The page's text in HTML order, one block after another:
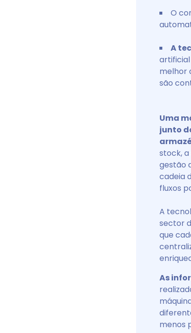
O
A
melhor
são
Uma
junto
stock,
gestão
cadeia
fluxos
A
sector
que
As
menos